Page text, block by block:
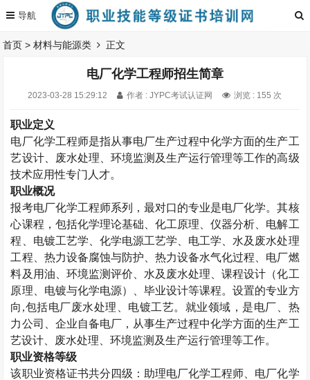
首页 >材料与能源类 正文
电厂化学工程师招生简章
2023-03-28 15:29:12 作者 : JYPC考试认证网 浏览 : 155 次
职业定义
电厂化学工程师是指从事电厂生产过程中化学方面的生产工
艺设计、废水处理、环境监测及生产运行管理等工作的高级
技术应用性专门人才。
职业概况
报考电厂化学工程师系列，最对口的专业是电厂化学。其核
心课程，包括化学理论基础、化工原理、仪器分析、电解工
程、电镀工艺学、化学电源工艺学、电工学、水及废水处理
工程、热力设备腐蚀与防护、热力设备水气化过程、电厂燃
料及用油、环境监测评价、水及废水处理、课程设计（化工
原理、电镀与化学电源）、毕业设计等课程。设置的专业方
向 ,包括电厂废水处理、电镀工艺。就业领域，是电厂、热
力公司、企业自备电厂，从事生产过程中化学方面的生产工
艺设计、废水处理、环境监测及生产运行管理等工作。
职业资格等级
该职业资格证书共分四级：助理电厂化学工程师、电厂化学